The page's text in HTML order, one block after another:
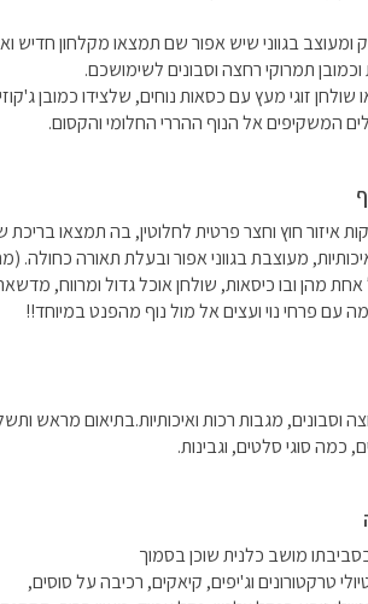
המשקיפים אל הנוף ההררי החלומי והקסום.
עם פרחי נוי ועצים אל מול נוף מהפנט במיוחד!!
כמה סוגי סלטים, וגבינות.